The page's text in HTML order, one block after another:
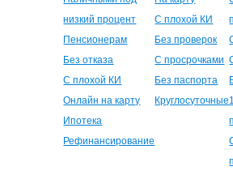
низкий процент
Пенсионерам
Без отказа
С плохой КИ
Онлайн на карту
Ипотека
Рефинансирование
С плохой КИ
Без проверок
С просрочками
Без паспорта
Круглосуточные